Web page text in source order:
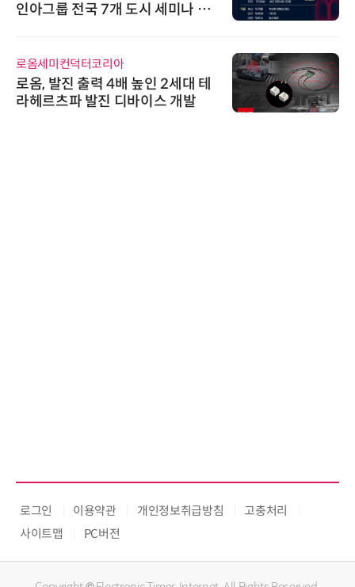
인아그룹 전국 7개 도시 세미나 페
로옴세미컨덕터코리아
로옴, 발진 출력 4배 높인 2세대 테
라헤르츠파 발진 디바이스 개발
로그인 이용약관 개인정보취급방침
고충처리
사이트맵
PC버전